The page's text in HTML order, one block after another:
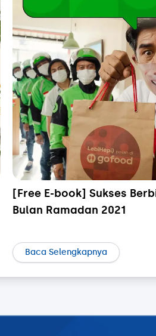
[Free E-book] Sukses
Bulan Ramadan 2021
Baca Selengkapnya